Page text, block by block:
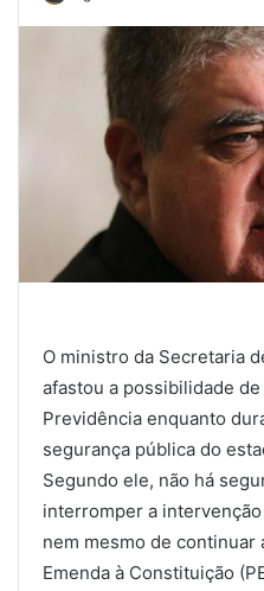
O ministro da Secretaria
afastou a possibilidade
Previdência enquanto
segurança pública do
Segundo ele, não há
interromper a
nem mesmo de continuar
Emenda à Constituição